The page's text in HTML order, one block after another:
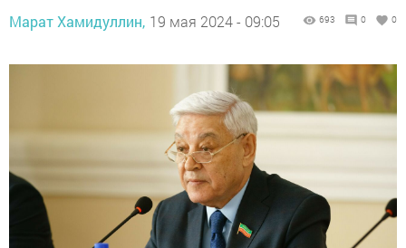
Марат Хамидуллин, 19 мая 2024 - 09:05 693 0 0